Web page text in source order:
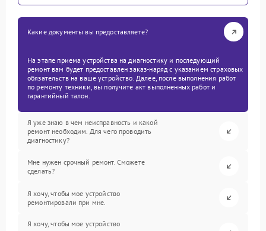
Какие документы вы предоставляете?
На этапе приема устройства на диагностику и последующий
ремонт вам будет предоставлен заказ-наряд с указанием страховых
обязательств на ваше устройство. Далее, после выполнения работ
по ремонту техники, вы получите акт выполненных работ и
гарантийный талон.
Я уже знаю в чем неисправность и какой
ремонт необходим. Для чего проводить
диагностику?
Мне нужен срочный ремонт. Сможете
сделать?
Я хочу, чтобы мое устройство
ремонтировали при мне.
Я хочу, чтобы мое устройство